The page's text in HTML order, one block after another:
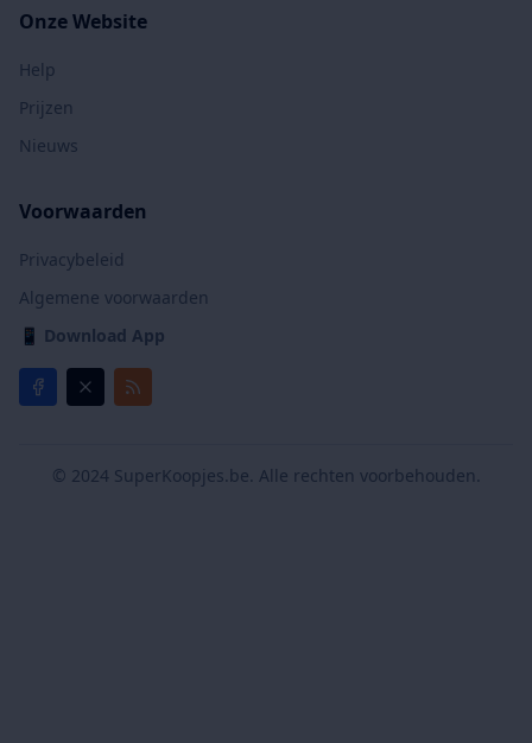
Onze Website
Help
Prijzen
Nieuws
Voorwaarden
Privacybeleid
Algemene voorwaarden
📱 Download App
© 2024 SuperKoopjes.be. Alle rechten voorbehouden.